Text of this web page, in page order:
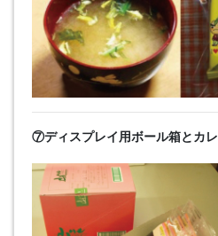
⑦ディスプレイ用ボール箱とカ